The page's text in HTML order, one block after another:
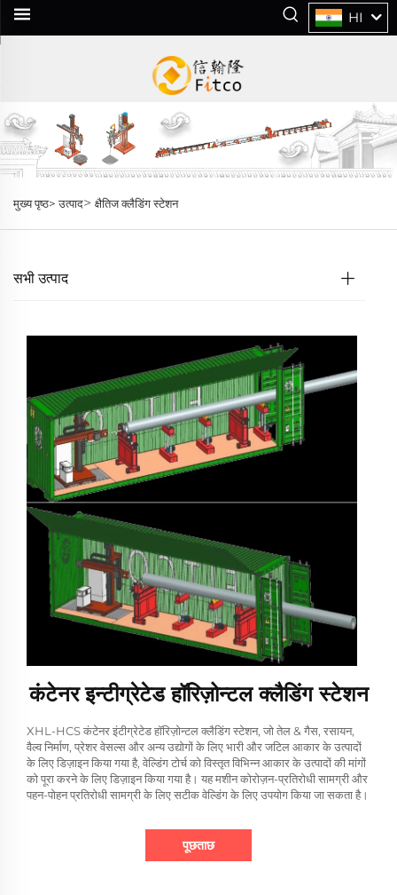
HI
मुख्य पृष्ठ> उत्पाद> क्षैतिज क्लैडिंग स्टेशन
सभी उत्पाद
कंटेनर इन्टीग्रेटेड हॉरिज़ोन्टल क्लैडिंग स्टेशन
XHL-HCS कंटेनर इंटीग्रेटेड हॉरिज़ोन्टल क्लैडिंग स्टेशन, जो तेल & गैस, रसायन,
वैल्व निर्माण, प्रेशर वेसल्स और अन्य उद्योगों के लिए भारी और जटिल आकार के उत्पादों
के लिए डिज़ाइन किया गया है, वेल्डिंग टोर्च को विस्तृत विभिन्न आकार के उत्पादों की मांगों
को पूरा करने के लिए डिज़ाइन किया गया है। यह मशीन कोरोज़न-प्रतिरोधी सामग्री और
पहन-पोहन प्रतिरोधी सामग्री के लिए सटीक वेल्डिंग के लिए उपयोग किया जा सकता है।
पूछताछ